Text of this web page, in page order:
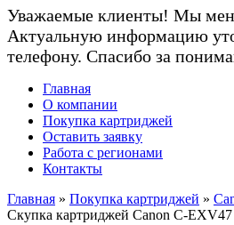
Уважаемые клиенты! Мы
Актуальную информацию
телефону. Спасибо за
Главная
О компании
Покупка картриджей
Оставить заявку
Работа с регионами
Контакты
Главная » Покупка картриджей »
Скупка картриджей Canon C-